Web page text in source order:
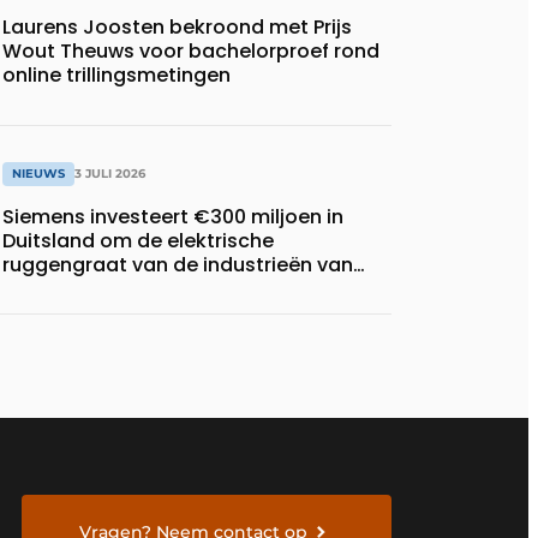
Laurens Joosten bekroond met Prijs
Wout Theuws voor bachelorproef rond
online trillingsmetingen
NIEUWS 3 JULI 2026
Siemens investeert €300 miljoen in
Duitsland om de elektrische
ruggengraat van de industrieën van
Vragen? Neem contact op